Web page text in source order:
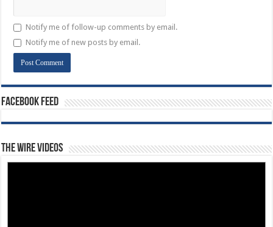
Notify me of follow-up comments by email.
Notify me of new posts by email.
Facebook Feed
The Wire Videos